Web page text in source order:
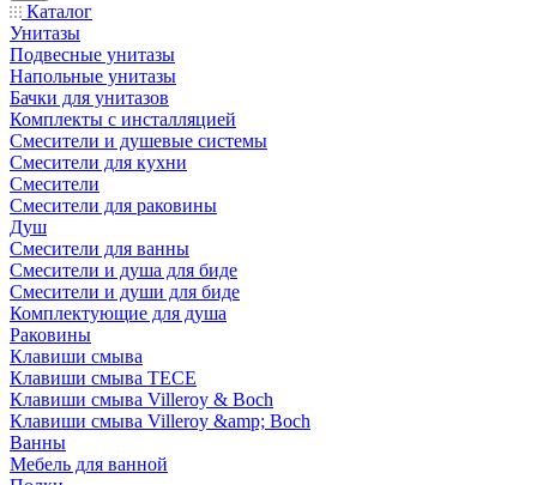
Каталог
Унитазы
Подвесные унитазы
Напольные унитазы
Бачки для унитазов
Комплекты с инсталляцией
Смесители и душевые системы
Смесители для кухни
Смесители
Смесители для раковины
Душ
Смесители для ванны
Смесители и душа для биде
Смесители и души для биде
Комплектующие для душа
Раковины
Клавиши смыва
Клавиши смыва TECE
Клавиши смыва Villeroy & Boch
Клавиши смыва Villeroy &amp; Boch
Ванны
Мебель для ванной